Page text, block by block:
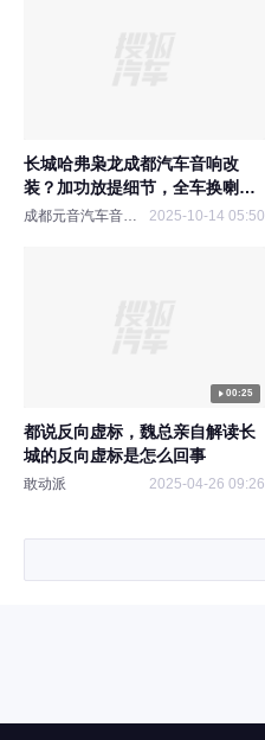
长城哈弗枭龙成都汽车音响改
装？加功放提细节，全车换喇叭
先听效果再敲定成都元音汽车音响改装 2025-10-14 05:50
00:25
都说反向虚标，魏总亲自解读长
城的反向虚标是怎么回事
敢动派 2025-04-26 09:26